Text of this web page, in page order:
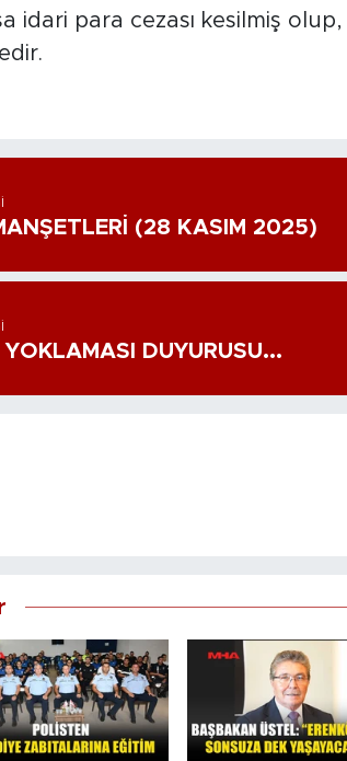
idari para cezası kesilmiş olup,
(28 KASIM 2025)
YOKLAMASI DUYURUSU...